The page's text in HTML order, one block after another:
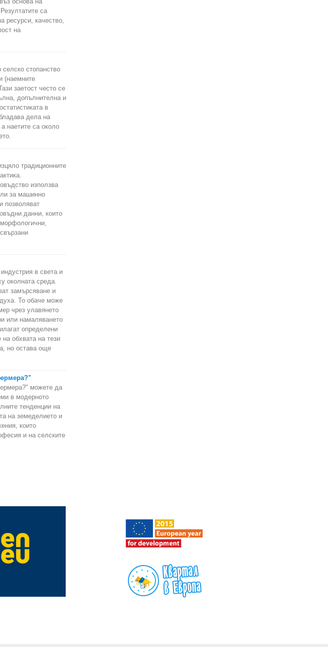
са
ресурси, качество,
на
стопанство
(наемните
заетост често се
допълнителна и
в
дела на
наетите са около
традиционните
използва
за машинно
позволяват
данни, които
в света и
околната среда.
замърсяване и
То обаче може
чрез улавянето
или намаляването
определени
обхвата на тези
но остава още
можете да
в модерното
тенденции на
на земеделието и
които
и на селските